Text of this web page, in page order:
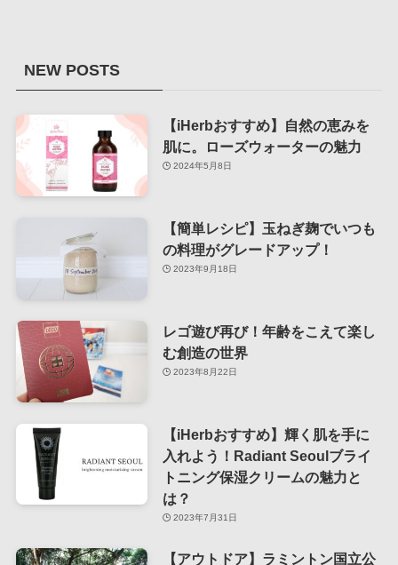
NEW POSTS
【iHerbおすすめ】自然の恵みを
肌に。ローズウォーターの魅力
2024年5月8日
【簡単レシピ】玉ねぎ麹でいつも
の料理がグレードアップ！
2023年9月18日
レゴ遊び再び！年齢をこえて楽し
む創造の世界
2023年8月22日
【iHerbおすすめ】輝く肌を手に
入れよう！Radiant Seoulブライ
トニング保湿クリームの魅力と
は？
2023年7月31日
【アウトドア】ラミントン国立公